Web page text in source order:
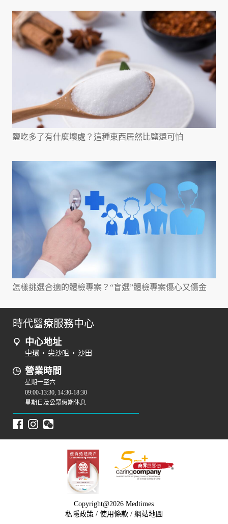
鹽吃多了有什麼壞處？這種東西居然比鹽還可怕
怎樣挑選合適的體檢專案？“盲選”體檢專案傷心又傷金
時代醫療服務中心
中心地址
中環 • 尖沙咀 • 沙田
營業時間
星期一至六
09:00-13:30, 14:30-18:30
星期日及公眾假期休息
Copyright@2026 Medtimes
私隱政策 / 使用條款/ 網站地圖